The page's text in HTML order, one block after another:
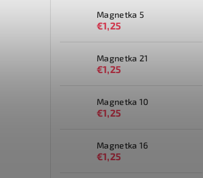
Magnetka 5
€1,25
Magnetka 21
€1,25
Magnetka 10
€1,25
Magnetka 16
€1,25